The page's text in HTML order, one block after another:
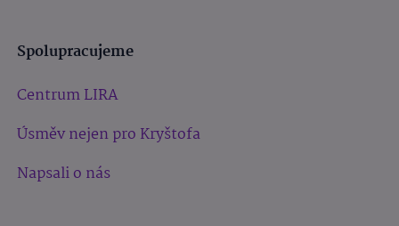
Spolupracujeme
Centrum LIRA
Úsměv nejen pro Kryštofa
Napsali o nás